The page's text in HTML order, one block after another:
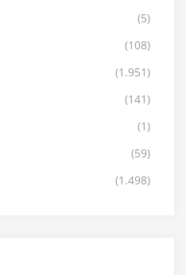
(5)
(108)
(1.951)
(141)
(1)
(59)
(1.498)